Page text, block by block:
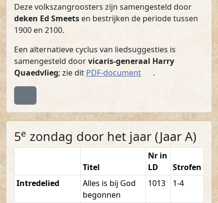
Deze volkszangroosters zijn samengesteld door
deken Ed Smeetsen bestrijken de periode tussen
1900 en 2100.
Een alternatieve cyclus van liedsuggesties is
samengesteld doorvicaris-generaal Harry
Quaedvlieg; zie dit PDF-document(PDF).
5e zondag door het jaar (Jaar A)
Titel
Nr in
LD
Strofen
Intredelied
Alles is bij God
begonnen
1013 1-4